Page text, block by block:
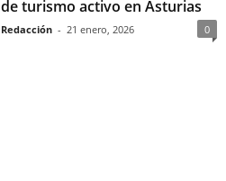
de turismo activo en Asturias
Redacción - 21 enero, 2026 0